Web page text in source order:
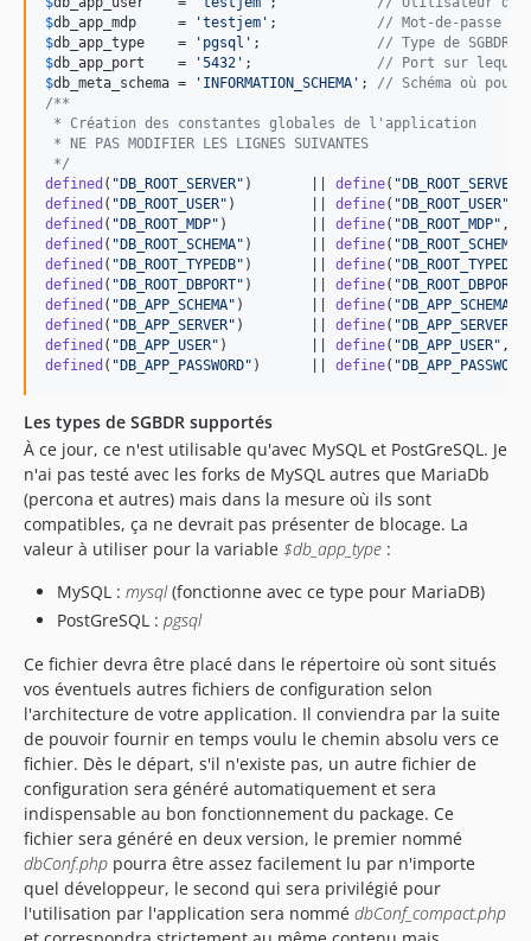
$db_app_mdp
     =
'testjem ' ; // Mot-de-passe
$db_app_type
    =
' pgsql ' ; // Type de SGBDR,
$db_app_port
    =
'5432 ' ; // Port sur lequel
$db_meta_schema = ' INFORMATION_SCHEMA ' ; // Schéma où
/**
* Création des constantes globales de l'application
* NE PAS MODIFIER LES LIGNES SUIVANTES
*/
defined ( " DB_ROOT_SERVER" )       || define( " DB_ROOT_SERVER
defined ( " DB_ROOT_USER" )         || define( " DB_ROOT_USER"
defined ( " DB_ROOT_MDP" )          || define( " DB_ROOT_MDP"
defined ( " DB_ROOT_SCHEMA" )       || define( " DB_ROOT_SCHEMA
defined ( " DB_ROOT_TYPEDB" )       || define( " DB_ROOT_TYPEDB
defined ( " DB_ROOT_DBPORT" )       || define( " DB_ROOT_DBPORT
defined ( " DB_APP_SCHEMA" )        || define( " DB_APP_SCHEMA
defined ( " DB_APP_SERVER" )        || define( " DB_APP_SERVER
defined ( " DB_APP_USER" )          || define( " DB_APP_USER"
defined ( " DB_APP_PASSWORD" )      || define( " DB_APP_PASSWORD
Les types de SGBDR supportés
À ce jour, ce n'est utilisable qu'avec MySQL et PostGreSQL. Je
n'ai pas testé avec les forks de MySQL autres que MariaDb
(percona et autres) mais dans la mesure où ils sont
compatibles, ça ne devrait pas présenter de blocage. La
valeur à utiliser pour la variable $db_app_type :
MySQL : mysql(fonctionne avec ce type pour MariaDB)
PostGreSQL : pgsql
Ce fichier devra être placé dans le répertoire où sont situés
vos éventuels autres fichiers de configuration selon
l'architecture de votre application. Il conviendra par la suite
de pouvoir fournir en temps voulu le chemin absolu vers ce
fichier. Dès le départ, s'il n'existe pas, un autre fichier de
configuration sera généré automatiquement et sera
indispensable au bon fonctionnement du package. Ce
fichier sera généré en deux version, le premier nommé
dbConf.php pourra être assez facilement lu par n'importe
quel développeur, le second qui sera privilégié pour
l'utilisation par l'application sera nommé dbConf_compact.php